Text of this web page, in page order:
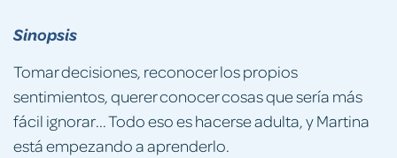
Sinopsis
Tomar decisiones, reconocer los propios
sentimientos, querer conocer cosas que sería más
fácil ignorar... Todo eso es hacerse adulta, y Martina
está empezando a aprenderlo.